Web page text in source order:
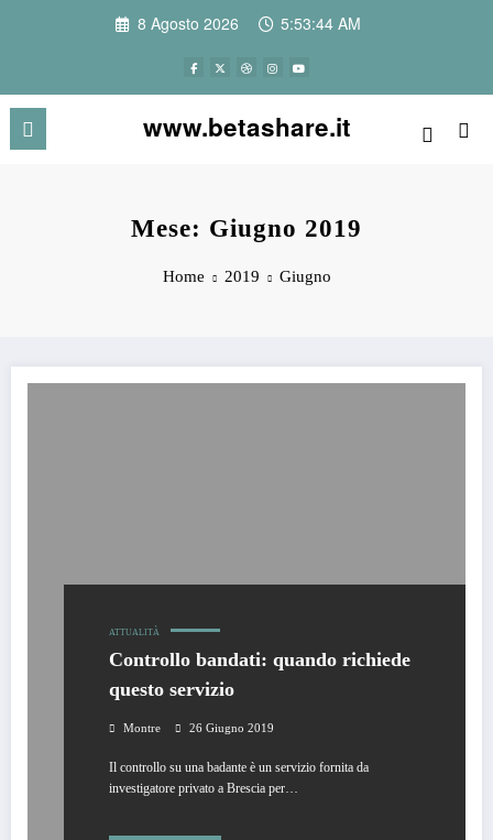
8 Agosto 2026 5:53:45 AM
www.betashare.it
Mese: Giugno 2019
Home 2019 Giugno
ATTUALITÀ
Controllo bandati: quando richiede
questo servizio
Montre 26 Giugno 2019
Il controllo su una badante è un servizio fornita da
investigatore privato a Brescia per…